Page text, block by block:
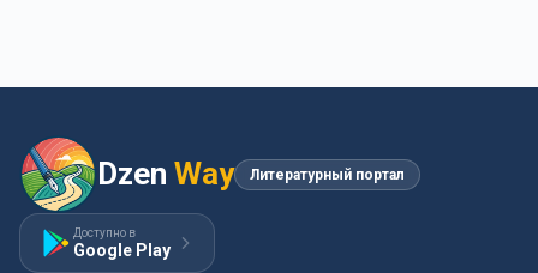
Dzen Way Литературный портал
Доступно в
Google Play